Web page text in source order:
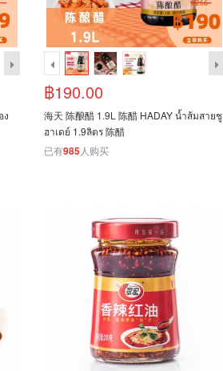
ง
฿190.00
海天 陈酿醋 1.9L 陈醋 HADAY น้ำส้มสายชู
ฮาเดย์ 1.9ลิตร 陈醋
已有985 人购买